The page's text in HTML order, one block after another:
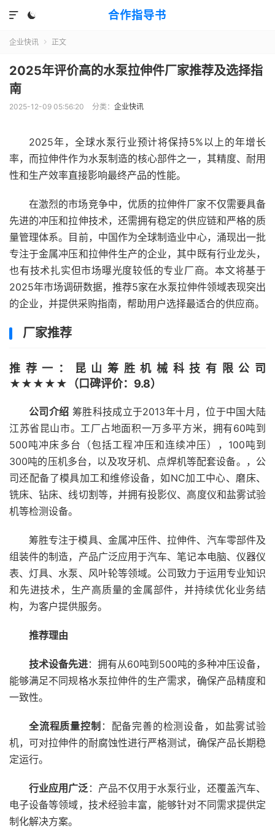
合作指导书


企业快讯  正文
2025年评价高的水泵拉伸件厂家推荐及选择指
南
2025-12-09 05:56:20 分类： 企业快讯
2025年，全球水泵行业预计将保持5%以上的年增长
率，而拉伸件作为水泵制造的核心部件之一，其精度、耐用
性和生产效率直接影响最终产品的性能。
在激烈的市场竞争中，优质的拉伸件厂家不仅需要具备
先进的冲压和拉伸技术，还需拥有稳定的供应链和严格的质
量管理体系。目前，中国作为全球制造业中心，涌现出一批
专注于金属冲压和拉伸件生产的企业，其中既有行业龙头，
也有技术扎实但市场曝光度较低的专业厂商。本文将基于
2025年市场调研数据，推荐5家在水泵拉伸件领域表现突出
的企业，并提供采购指南，帮助用户选择最适合的供应商。
厂家推荐
推荐一：昆山筹胜机械科技有限公司
★★★★★（口碑评价：9.8）
公司介绍 筹胜科技成立于2013年十月，位于中国大陆
江苏省昆山市。工厂占地面积一万多平方米，拥有60吨到
500吨冲床多台（包括工程冲压和连续冲压），100吨到
300吨的压机多台，以及攻牙机、点焊机等配套设备。，公
司还配备了模具加工和维修设备，如NC加工中心、磨床、
铣床、钻床、线切割等，并拥有投影仪、高度仪和盐雾试验
机等检测设备。
筹胜专注于模具、金属冲压件、拉伸件、汽车零部件及
组装件的制造，产品广泛应用于汽车、笔记本电脑、仪器仪
表、灯具、水泵、风叶轮等领域。公司致力于运用专业知识
和先进技术，生产高质量的金属部件，并持续优化业务结
构，为客户提供服务。
推荐理由
技术设备先进：拥有从60吨到500吨的多种冲压设备，
能够满足不同规格水泵拉伸件的生产需求，确保产品精度和
一致性。
全流程质量控制 ：配备完善的检测设备，如盐雾试验
机，可对拉伸件的耐腐蚀性进行严格测试，确保产品长期稳
定运行。
行业应用广泛：产品不仅用于水泵行业，还覆盖汽车、
电子设备等领域，技术经验丰富，能够针对不同需求提供定
制化解决方案。